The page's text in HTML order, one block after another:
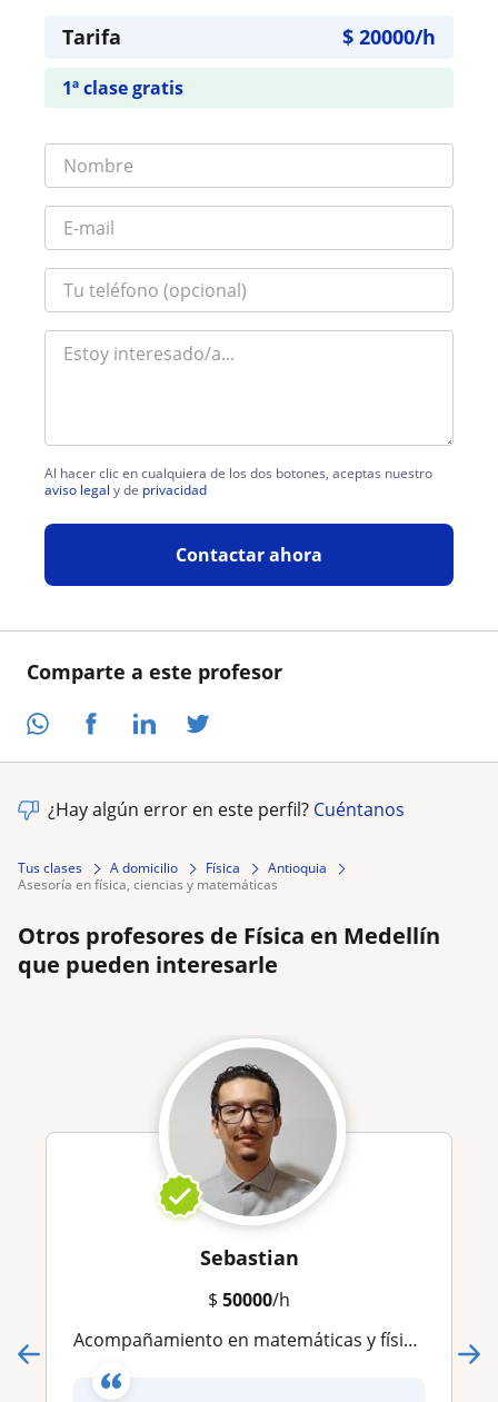
Comparte a este profesor
Tarifa $ 20000/h
1ª clase gratis
Al hacer clic en cualquiera de los dos botones, aceptas nuestro
aviso legal y de privacidad
Contactar ahora
¿Hay algún error en este perfil? Cuéntanos
Tus clases A domicilio Física
Antioquia
asesoría en física, ciencias y matemáticas
Otros profesores de Física en Medellín
que pueden interesarle
Sebastian
$ 50000/h
Acompañamiento en matemáticas y física a los primeros semestres de universidad